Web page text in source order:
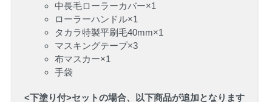
中長毛ローラーカバー×1
ローラーハンドル×1
タカラ特製平刷毛40mm×1
マスキングテープ×3
布マスカー×1
手袋
<下塗り付>セットの場合、以下商品が追加となります